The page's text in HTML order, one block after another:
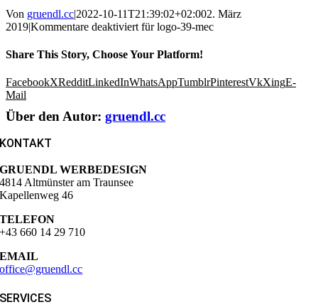
Von gruendl.cc|2022-10-11T21:39:02+02:002. März
2019|Kommentare deaktiviert für logo-39-mec
Share This Story, Choose Your Platform!
FacebookXRedditLinkedInWhatsAppTumblrPinterestVkXingE-
Mail
Über den Autor: gruendl.cc
KONTAKT
GRUENDL WERBEDESIGN
4814 Altmünster am Traunsee
Kapellenweg 46
TELEFON
+43 660 14 29 710
EMAIL
office@gruendl.cc
SERVICES